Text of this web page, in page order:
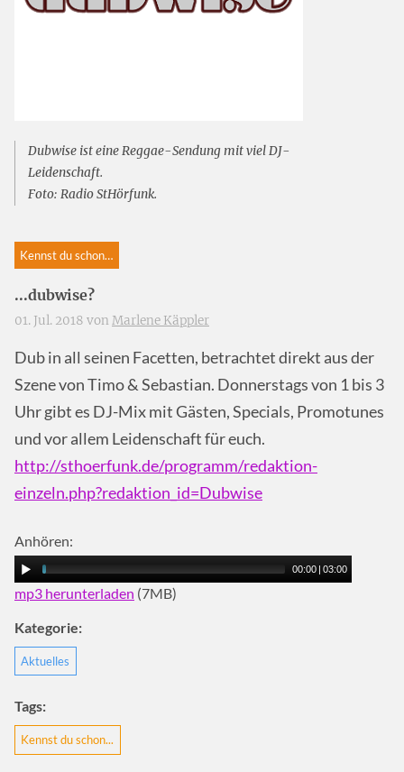
Dubwise ist eine Reggae-Sendung mit viel DJ-
Leidenschaft.
Foto: Radio StHörfunk.
Kennst du schon…
...dubwise?
01. Jul. 2018 von Marlene Käppler
Dub in all seinen Facetten, betrachtet direkt aus der
Szene von Timo & Sebastian. Donnerstags von 1 bis 3
Uhr gibt es DJ-Mix mit Gästen, Specials, Promotunes
und vor allem Leidenschaft für euch.
http://sthoerfunk.de/programm/redaktion-
einzeln.php?redaktion_id=Dubwise
Anhören:
00:00 | 03:00
mp3 herunterladen (7MB)
Kategorie:
Aktuelles
Tags:
Kennst du schon...